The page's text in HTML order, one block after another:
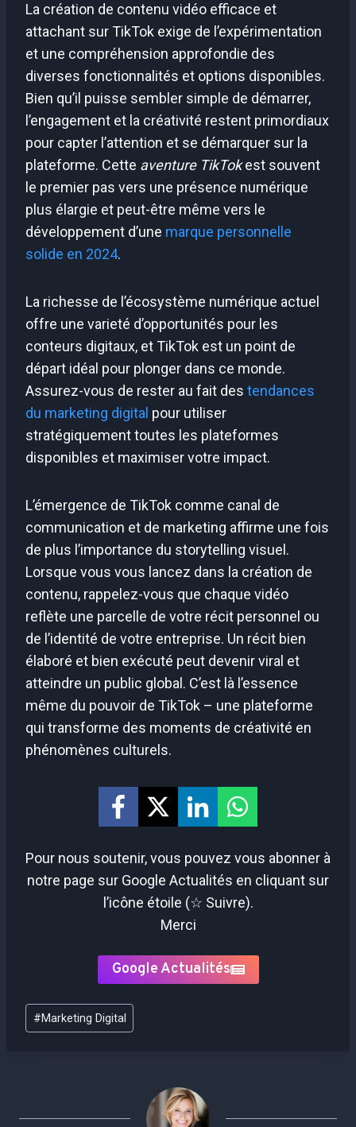
La création de contenu vidéo efficace et
attachant sur TikTok exige de l’expérimentation
et une compréhension approfondie des
diverses fonctionnalités et options disponibles.
Bien qu’il puisse sembler simple de démarrer,
l’engagement et la créativité restent primordiaux
pour capter l’attention et se démarquer sur la
plateforme. Cette aventure TikTokest souvent
le premier pas vers une présence numérique
plus élargie et peut-être même vers le
développement d’une marque personnelle
solide en 2024.
La richesse de l’écosystème numérique actuel
offre une varieté d’opportunités pour les
conteurs digitaux, et TikTok est un point de
départ idéal pour plonger dans ce monde.
Assurez-vous de rester au fait des tendances
du marketing digital pour utiliser
stratégiquement toutes les plateformes
disponibles et maximiser votre impact.
L’émergence de TikTok comme canal de
communication et de marketing affirme une fois
de plus l’importance du storytelling visuel.
Lorsque vous vous lancez dans la création de
contenu, rappelez-vous que chaque vidéo
reflète une parcelle de votre récit personnel ou
de l’identité de votre entreprise. Un récit bien
élaboré et bien exécuté peut devenir viral et
atteindre un public global. C’est là l’essence
même du pouvoir de TikTok – une plateforme
qui transforme des moments de créativité en
phénomènes culturels.
Pour nous soutenir, vous pouvez vous abonner à
notre page sur Google Actualités en cliquant sur
l’icône étoile (☆ Suivre).
Merci
Google Actualités
Étiquettes
de
#Marketing Digital